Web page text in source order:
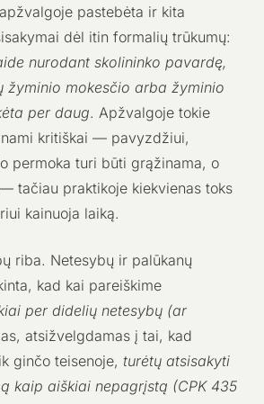
pastebėta ir kita
dėl itin formalių trūkumų:
nurodant skolininko pavardę,
žyminio mokesčio arba žyminio
per daug. Apžvalgoje tokie
kritiškai — pavyzdžiui,
permoka turi būti grąžinama, o
tačiau praktikoje kiekvienas toks
kainuoja laiką.
riba. Netesybų ir palūkanų
kad kai pareiškime
per didelių netesybų (ar
atsižvelgdamas į tai, kad
ginčo teisenoje, turėtų atsisakyti
kaip aiškiai nepagrįstą (CPK 435